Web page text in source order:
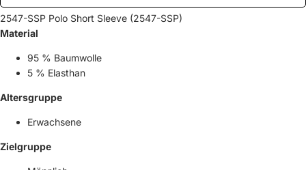
2547-SSP Polo Short Sleeve (2547-SSP)
Material
95 % Baumwolle
5 % Elasthan
Altersgruppe
Erwachsene
Zielgruppe